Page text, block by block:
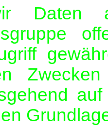
Daten